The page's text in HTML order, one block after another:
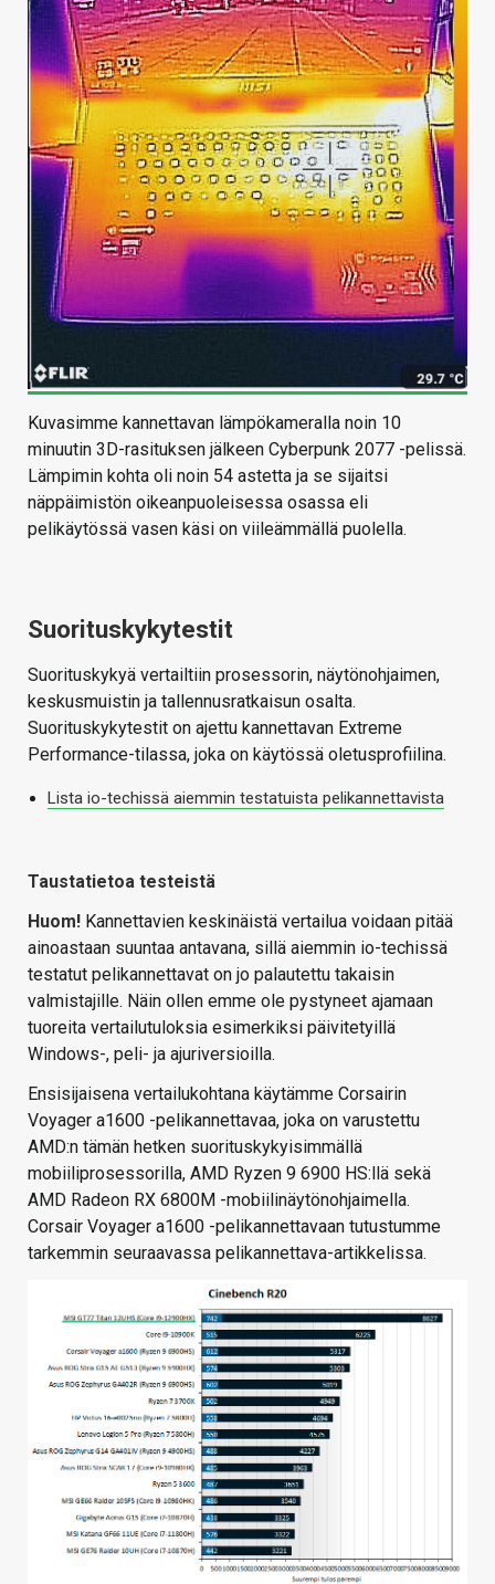
Kuvasimme kannettavan lämpökameralla noin 10
minuutin 3D-rasituksen jälkeen Cyberpunk 2077 -pelissä.
Lämpimin kohta oli noin 54 astetta ja se sijaitsi
näppäimistön oikeanpuoleisessa osassa eli
pelikäytössä vasen käsi on viileämmällä puolella.
Suorituskykytestit
Suorituskykyä vertailtiin prosessorin, näytönohjaimen,
keskusmuistin ja tallennusratkaisun osalta.
Suorituskykytestit on ajettu kannettavan Extreme
Performance-tilassa, joka on käytössä oletusprofiilina.
Lista io-techissä aiemmin testatuista pelikannettavista
Taustatietoa testeistä
Huom! Kannettavien keskinäistä vertailua voidaan pitää
ainoastaan suuntaa antavana, sillä aiemmin io-techissä
testatut pelikannettavat on jo palautettu takaisin
valmistajille. Näin ollen emme ole pystyneet ajamaan
tuoreita vertailutuloksia esimerkiksi päivitetyillä
Windows-, peli- ja ajuriversioilla.
Ensisijaisena vertailukohtana käytämme Corsairin
Voyager a1600 -pelikannettavaa, joka on varustettu
AMD:n tämän hetken suorituskykyisimmällä
mobiiliprosessorilla, AMD Ryzen 9 6900 HS:llä sekä
AMD Radeon RX 6800M -mobiilinäytönohjaimella.
Corsair Voyager a1600 -pelikannettavaan tutustumme
tarkemmin seuraavassa pelikannettava-artikkelissa.